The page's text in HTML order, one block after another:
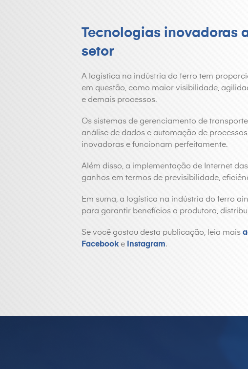
Tecnologias inovadoras
setor
A logística na indústria do ferro tem
em questão, como maior visibilidade,
e demais processos.
Os sistemas de gerenciamento de
análise de dados e automação de
inovadoras e funcionam perfeitamente.
Além disso, a implementação de Internet
ganhos em termos de previsibilidade,
Em suma, a logística na indústria do ferro
para garantir benefícios a produtora,
Se você gostou desta publicação, leia mais
Facebooke Instagram.